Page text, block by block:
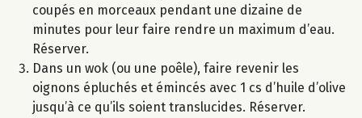
coupés en morceaux pendant une dizaine de
minutes pour leur faire rendre un maximum d’eau.
Réserver.
Dans un wok (ou une poêle), faire revenir les
oignons épluchés et émincés avec 1 cs d’huile d’olive
jusqu’à ce qu’ils soient translucides. Réserver.